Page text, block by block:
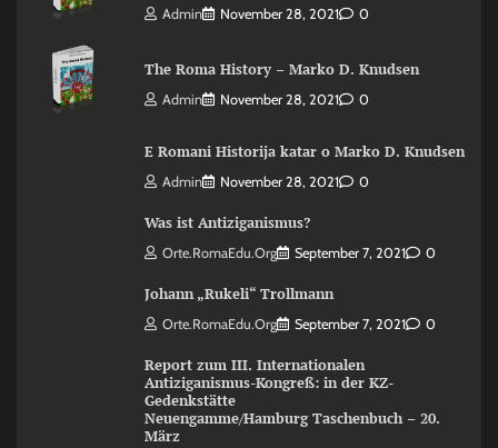
Admin November 28, 2021 0
The Roma History – Marko D. Knudsen
Admin November 28, 2021 0
E Romani Historija katar o Marko D. Knudsen
Admin November 28, 2021 0
Was ist Antiziganismus?
Orte.RomaEdu.org September 7, 2021 0
Johann „Rukeli“ Trollmann
Orte.RomaEdu.org September 7, 2021 0
Report zum III. Internationalen
Antiziganismus-Kongreß: in der KZ-
Gedenkstätte
Neuengamme/Hamburg Taschenbuch – 20.
März